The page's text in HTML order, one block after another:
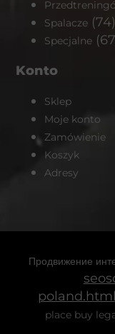
Spalacze (74)
Specjalne
Konto
Sklep
Moje konto
Zamówienie
Koszyk
Adresy
Продвижение
poland.html
place buy